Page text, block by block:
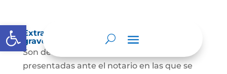
Abrir barra de herramientas
Extra-proceso o declaración bajo la
gravedad de juramento
Son declaraciones verbales o escritas
presentadas ante el notario en las que se